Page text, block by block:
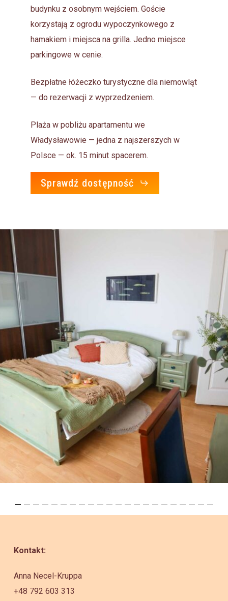
budynku z osobnym wejściem. Goście
korzystają z ogrodu wypoczynkowego z
hamakiem i miejsca na grilla. Jedno miejsce
parkingowe w cenie.
Bezpłatne łóżeczko turystyczne dla niemowląt
— do rezerwacji z wyprzedzeniem.
Plaża w pobliżu apartamentu we
Władysławowie — jedna z najszerszych w
Polsce — ok. 15 minut spacerem.
Sprawdź dostępność
Kontakt:
Anna Necel-Kruppa
+48 792 603 313